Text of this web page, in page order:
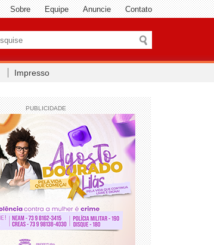
Sobre Equipe Anuncie Contato
Impresso
PUBLICIDADE